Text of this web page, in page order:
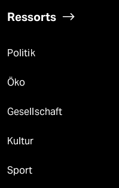
Ressorts
Politik
Öko
Gesellschaft
Kultur
Sport